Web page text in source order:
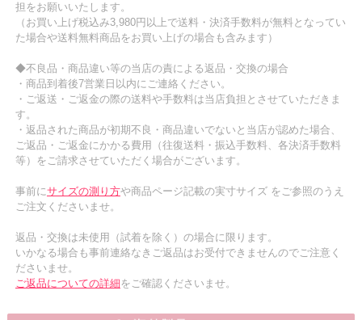
担をお願いいたします。
（お買い上げ税込み3,980円以上で送料・決済手数料が無料となってい
た場合や送料無料商品をお買い上げの場合も含みます）
◆不良品・商品違い等の当店の責による返品・交換の場合
・商品到着後7営業日以内にご連絡ください。
・ご返送・ご返金の際の送料や手数料は当店負担とさせていただきま
す。
・返品された商品が初期不良・商品違いでないと当店が認めた場合、
ご返品・ご返金にかかる費用（往復送料・振込手数料、各決済手数料
等）をご請求させていただく場合がございます。
事前にサイズの測り方や商品ページ記載の実寸サイズ をご参照のうえ
ご注文くださいませ。
返品・交換は未使用（試着を除く）の場合に限ります。
いかなる場合も事前連絡なきご返品はお受付できませんのでご注意く
ださいませ。
ご返品についての詳細をご確認くださいませ。